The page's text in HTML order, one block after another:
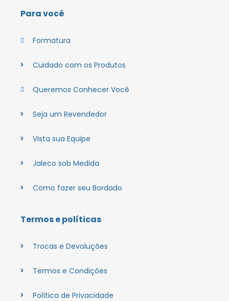
Para você
Formatura
Cuidado com os Produtos
Queremos Conhecer Você
Seja um Revendedor
Vista sua Equipe
Jaleco sob Medida
Como fazer seu Bordado
Termos e políticas
Trocas e Devoluções
Termos e Condições
Política de Privacidade